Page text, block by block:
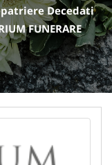
Decedati
FUNERARE